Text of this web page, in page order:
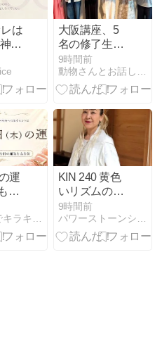
は
さ
ち
く
大阪講座、5
名の修了生が
誕生♡おめで
とうございま
す♡
9時間前
運
負
が
｜
位
KIN 240 黄色
いリズムの太
陽
9時間前